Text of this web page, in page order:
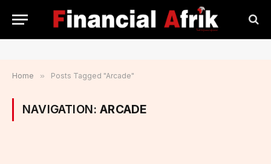
Home » Posts Tagged "Arcade"
NAVIGATION:ARCADE